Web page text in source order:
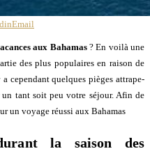
Email
aux Bahamas? En voilà une
des plus populaires en raison de
cependant quelques pièges attrape-
tant soit peu votre séjour. Afin de
un voyage réussi aux Bahamas
la saison des